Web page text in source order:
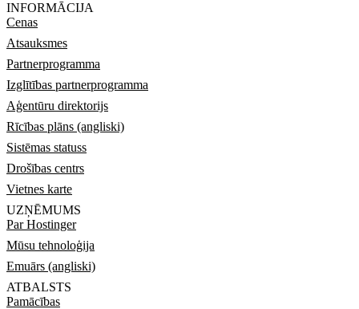
INFORMĀCIJA
Cenas
Atsauksmes
Partnerprogramma
Izglītības partnerprogramma
Aģentūru direktorijs
Rīcības plāns (angliski)
Sistēmas statuss
Drošības centrs
Vietnes karte
UZŅĒMUMS
Par Hostinger
Mūsu tehnoloģija
Emuārs (angliski)
ATBALSTS
Pamācības